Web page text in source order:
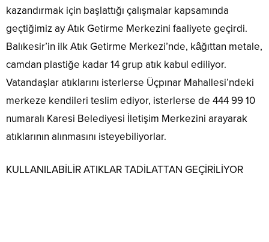
kazandırmak için başlattığı çalışmalar kapsamında
geçtiğimiz ay Atık Getirme Merkezini faaliyete geçirdi.
Balıkesir’in ilk Atık Getirme Merkezi’nde, kâğıttan metale,
camdan plastiğe kadar 14 grup atık kabul ediliyor.
Vatandaşlar atıklarını isterlerse Üçpınar Mahallesi’ndeki
merkeze kendileri teslim ediyor, isterlerse de 444 99 10
numaralı Karesi Belediyesi İletişim Merkezini arayarak
atıklarının alınmasını isteyebiliyorlar.
KULLANILABİLİR ATIKLAR TADİLATTAN GEÇİRİLİYOR